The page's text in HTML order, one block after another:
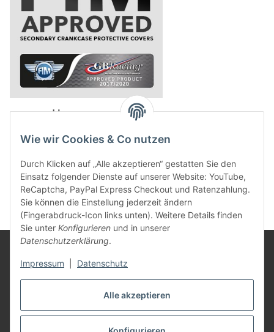
Alle akzeptieren
Wie wir Cookies & Co nutzen
Durch Klicken auf „Alle akzeptieren“ gestatten Sie den
Einsatz folgender Dienste auf unserer Website: YouTube,
ReCaptcha, PayPal Express Checkout und Ratenzahlung.
Sie können die Einstellung jederzeit ändern
(Fingerabdruck-Icon links unten). Weitere Details finden
Sie unter Konfigurieren und in unserer
Datenschutzerklärung.
Impressum Datenschutz
powered by
Rechtliches
Mein Konto